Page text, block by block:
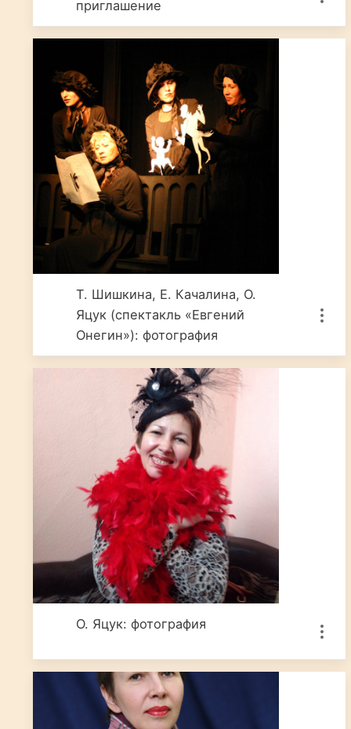
приглашение
Т. Шишкина, Е. Качалина, О.
Яцук (спектакль «Евгений
Онегин»): фотография
О. Яцук: фотография